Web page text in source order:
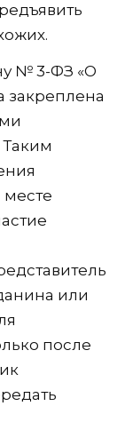
№ 3-ФЗ «О
закреплена
или
после